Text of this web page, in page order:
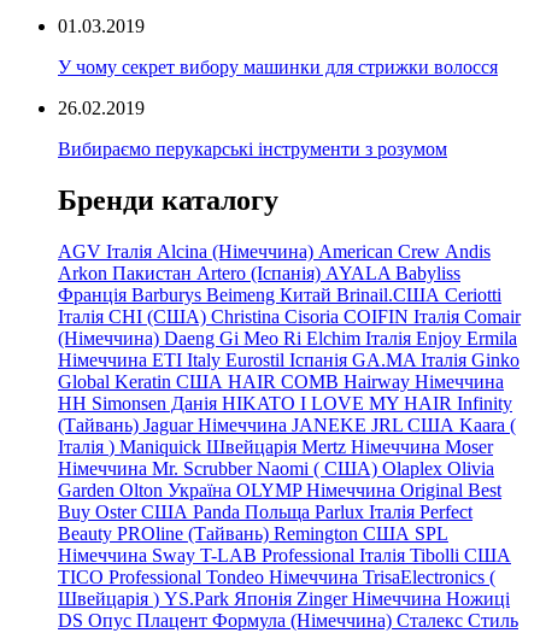
01.03.2019
У чому секрет вибору машинки для стрижки волосся
26.02.2019
Вибираємо перукарські інструменти з розумом
Бренди каталогу
AGV Італія Alcina (Німеччина) American Crew Andis
Arkon Пакистан Artero (Іспанія) AYALA Babyliss
Франція Barburys Beimeng Китай Brinail.США Ceriotti
Італія CHI (США) Christina Cisoria COIFIN Італія Comair
(Німеччина) Daeng Gi Meo Ri Elchim Італія Enjoy Ermila
Німеччина ETI Italy Eurostil Іспанія GA.MA Італія Ginko
Global Keratin США HAIR COMB Hairway Німеччина
HH Simonsen Данія HIKATO I LOVE MY HAIR Infinity
(Тайвань) Jaguar Німеччина JANEKE JRL США Kaara (
Італія ) Maniquick Швейцарія Mertz Німеччина Moser
Німеччина Mr. Scrubber Naomi ( США) Olaplex Olivia
Garden Olton Україна OLYMP Німеччина Original Best
Buy Oster США Panda Польща Parlux Італія Perfect
Beauty PROline (Тайвань) Remington США SPL
Німеччина Sway T-LAB Professional Італія Tibolli США
TICO Professional Tondeo Німеччина TrisaElectronics (
Швейцарія ) YS.Park Японія Zinger Німеччина Ножиці
DS Опус Плацент Формула (Німеччина) Сталекс Стиль